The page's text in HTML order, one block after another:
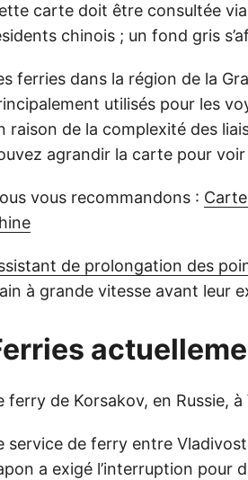
carte doit être consultée
chinois ; un fond gris
ferries dans la région de la
utilisés pour les
raison de la complexité des
agrandir la carte pour voir
vous recommandons :
de prolongation des
à grande vitesse avant leur
ferry de Korsakov, en Russie,
service de ferry entre
a exigé l’interruption pour